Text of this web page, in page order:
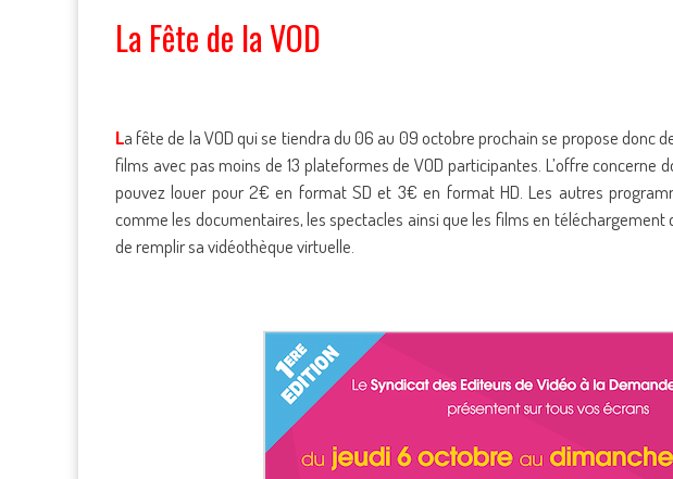
La Fête de la VOD
La fête de la VOD qui se tiendra du 06 au 09 octobre prochain se propose donc
films avec pas moins de 13 plateformes de VOD participantes. L’offre concerne
pouvez louer pour 2€ en format SD et 3€ en format HD. Les autres
comme les documentaires, les spectacles ainsi que les films en
de remplir sa vidéothèque virtuelle.